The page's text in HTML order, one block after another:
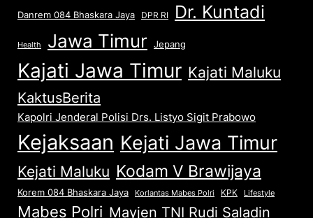
Danrem 084 Bhaskara Jaya DPR RI Dr. Kuntadi
Health Jawa Timur Jepang
Kajati Jawa Timur Kajati Maluku
KaktusBerita
Kapolri Jenderal Polisi Drs. Listyo Sigit Prabowo
Kejaksaan Kejati Jawa Timur
Kejati Maluku Kodam V Brawijaya
Korem 084 Bhaskara Jaya Korlantas Mabes Polri KPK Lifestyle
Mabes Polri Mayjen TNI Rudi Saladin